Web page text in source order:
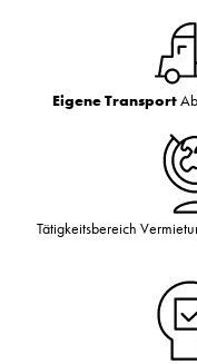
Eigene Transport
Tätigkeitsbereich